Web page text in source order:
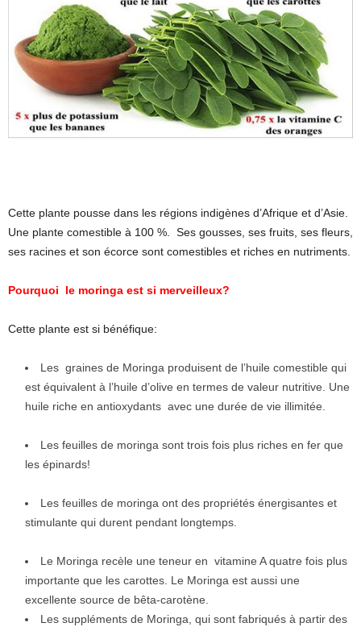
Cette plante pousse dans les régions indigènes d’Afrique et d’Asie.
Une plante comestible à 100 %. Ses gousses, ses fruits, ses fleurs,
ses racines et son écorce sont comestibles et riches en nutriments.
Pourquoi le moringa est si merveilleux?
Cette plante est si bénéfique:
Les graines de Moringa produisent de l’huile comestible qui
est équivalent à l’huile d’olive en termes de valeur nutritive. Une
huile riche en antioxydants avec une durée de vie illimitée.
Les feuilles de moringa sont trois fois plus riches en fer que
les épinards!
Les feuilles de moringa ont des propriétés énergisantes et
stimulante qui durent pendant longtemps.
Le Moringa recèle une teneur en vitamine A quatre fois plus
importante que les carottes. Le Moringa est aussi une
excellente source de bêta-carotène.
Les suppléments de Moringa, qui sont fabriqués à partir des